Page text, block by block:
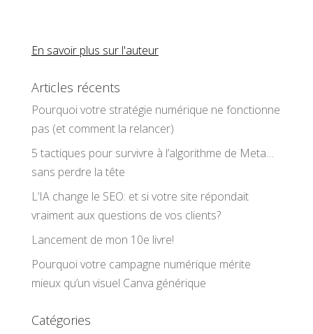
En savoir plus sur l'auteur
Articles récents
Pourquoi votre stratégie numérique ne fonctionne
pas (et comment la relancer)
5 tactiques pour survivre à l’algorithme de Meta…
sans perdre la tête
L’IA change le SEO: et si votre site répondait
vraiment aux questions de vos clients?
Lancement de mon 10e livre!
Pourquoi votre campagne numérique mérite
mieux qu’un visuel Canva générique
Catégories